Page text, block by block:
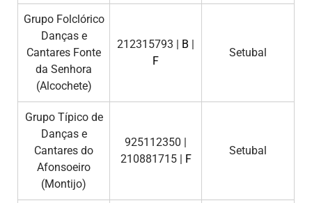
Grupo Folclórico
Danças e
Cantares Fonte
da Senhora
(Alcochete)
212315793 | B |
F
Setubal
Grupo Típico de
Danças e
Cantares do
Afonsoeiro
(Montijo)
925112350 |
210881715 | F
Setubal